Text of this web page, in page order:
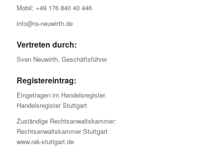
Mobil: +49 176 840 40 446
info@ra-neuwirth.de
Vertreten durch:
Sven Neuwirth, Geschäftsführer
Registereintrag:
Eingetragen im Handelsregister.
Handelsregister Stuttgart
Zuständige Rechtsanwaltskammer:
Rechtsanwaltskammer Stuttgart
www.rak-stuttgart.de